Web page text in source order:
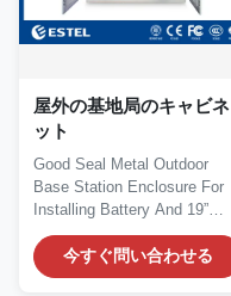
屋外の基地局のキャビネ
ット
Good Seal Metal Outdoor
Base Station Enclosure For
Installing Battery And 19”
Equipment Quick...
今すぐ問い合わせる